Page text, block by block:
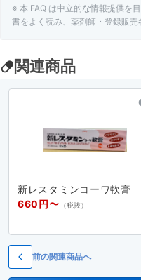
A.化膿している患部
※ 本 FAQ は中立的な情報提供を
書をよく読み、薬剤師・登録販売
関連商品
新レスタミンコーワ軟膏
660円〜 （税抜）
前の関連商品へ